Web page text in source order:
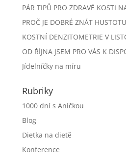
PÁR TIPŮ PRO ZDRAVÉ KOSTI
PROČ JE DOBRÉ ZNÁT
KOSTNÍ DENZITOMETRIE V
OD ŘÍJNA JSEM PRO VÁS K
Jídelníčky na míru
Rubriky
1000 dní s Aničkou
Blog
Dietka na dietě
Konference